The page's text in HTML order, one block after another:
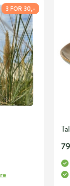
3 FOR 30,-